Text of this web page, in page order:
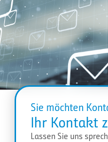
Sie möchten
Ihr Kontakt
Lassen Sie uns